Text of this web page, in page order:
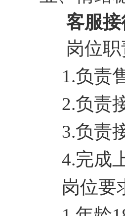
客服接
岗位职
1.负责
2.负责
3.负责
4.完成
岗位要